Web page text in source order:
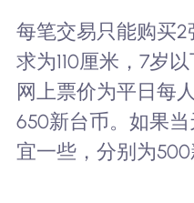
每笔交易只能购买
求为110厘米，7岁
网上票价为平日每
650新台币。如果
宜一些，分别为500